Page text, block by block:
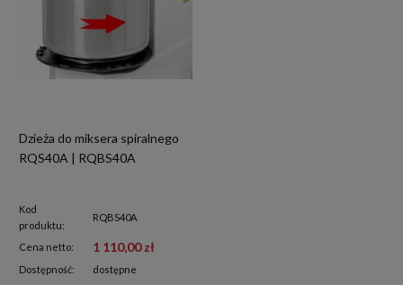
Dzieża do miksera spiralnego
RQS40A | RQBS40A
Kod
produktu:
RQBS40A
Cena netto: 1 110,00 zł
Dostępność: dostępne